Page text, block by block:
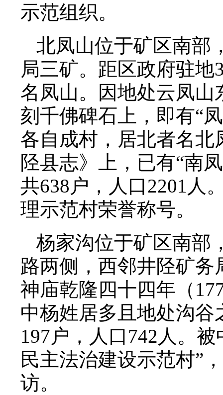
示范组织。
北凤山位于矿区南部
局三矿。距区政府驻
名凤山。因地处云凤山
刻千佛碑石上，即有“
各自成村，居北者名
陉县志》上，已有“南
共638户，人口2201人
理示范村荣誉称号。
杨家沟位于矿区南部
路两侧，西邻井陉矿
神庙乾隆四十四年（
中杨姓居多且地处沟谷
197户，人口742人。
民主法治建设示范村”
访。